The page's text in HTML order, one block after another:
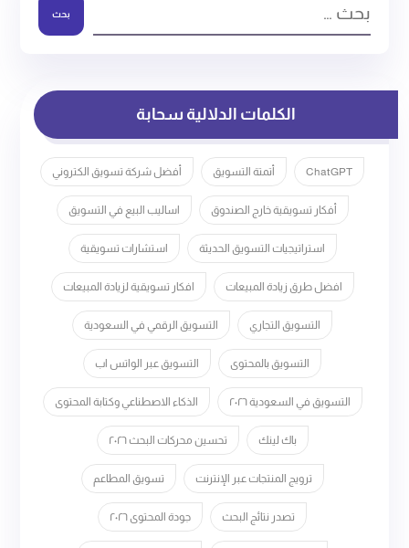
بحث
الكلمات الدلالية سحابة
ChatGPT أتمتة التسويق أفضل شركة تسويق الكتروني
أفكار تسويقية خارج الصندوق اساليب البيع في التسويق
استراتيجيات التسويق الحديثة استشارات تسويقية
افضل طرق زيادة المبيعات افكار تسويقية لزيادة المبيعات
التسويق التجاري التسويق الرقمي في السعودية
التسويق بالمحتوى التسويق عبر الواتس اب
التسويق في السعودية ٢٠٢٦ الذكاء الاصطناعي وكتابة المحتوى
باك لينك تحسين محركات البحث ٢٠٢٦
ترويج المنتجات عبر الإنترنت تسويق المطاعم
تصدر نتائج البحث جودة المحتوى ٢٠٢٦